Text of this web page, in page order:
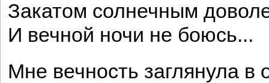
Закатом солнечным
И вечной ночи не боюсь...
Мне вечность заглянула в